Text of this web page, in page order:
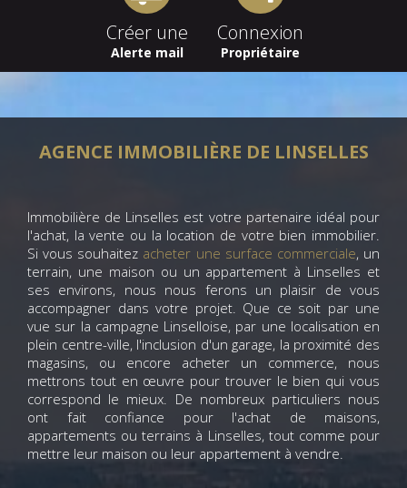
Créer une
Alerte mail
Connexion
Propriétaire
AGENCE IMMOBILIÈRE DE LINSELLES
Immobilière de Linselles est votre partenaire idéal pour
l'achat, la vente ou la location de votre bien immobilier.
Si vous souhaitez acheter une surface commerciale, un
terrain, une maison ou un appartement à Linselles et
ses environs, nous nous ferons un plaisir de vous
accompagner dans votre projet. Que ce soit par une
vue sur la campagne Linselloise, par une localisation en
plein centre-ville, l'inclusion d'un garage, la proximité des
magasins, ou encore acheter un commerce, nous
mettrons tout en œuvre pour trouver le bien qui vous
correspond le mieux. De nombreux particuliers nous
ont fait confiance pour l'achat de maisons,
appartements ou terrains à Linselles, tout comme pour
mettre leur maison ou leur appartement à vendre.